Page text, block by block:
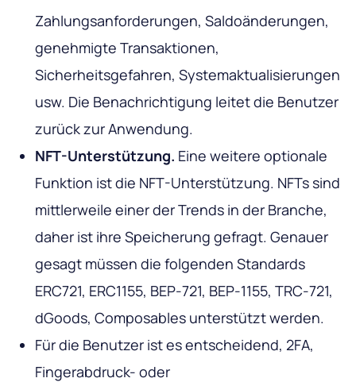
Zahlungsanforderungen, Saldoänderungen,
genehmigte Transaktionen,
Sicherheitsgefahren, Systemaktualisierungen
usw. Die Benachrichtigung leitet die Benutzer
zurück zur Anwendung.
NFT-Unterstützung. Eine weitere optionale
Funktion ist die NFT-Unterstützung. NFTs sind
mittlerweile einer der Trends in der Branche,
daher ist ihre Speicherung gefragt. Genauer
gesagt müssen die folgenden Standards
ERC721, ERC1155, BEP-721, BEP-1155, TRC-721,
dGoods, Composables unterstützt werden.
Für die Benutzer ist es entscheidend, 2FA,
Fingerabdruck- oder